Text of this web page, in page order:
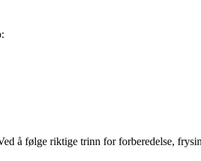
å følge riktige trinn for forberedelse,